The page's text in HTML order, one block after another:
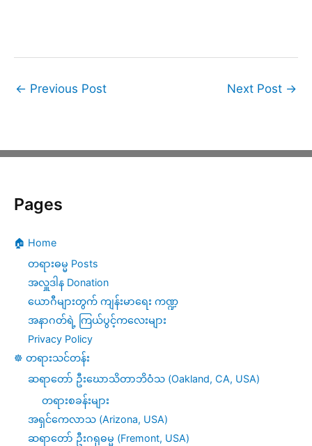
← Previous Post Next Post →
Pages
🏠 Home
တရားဓမ္မ Posts
အလှူဒါန Donation
ယောဂီများတွက် ကျန်းမာရေး ကဏ္ဍ
အနာဂတ်ရဲ့ ကြယ်ပွင့်ကလေးများ
Privacy Policy
☸️ တရားသင်တန်း
ဆရာတော် ဦးဃောသိတာဘိဝံသ (Oakland, CA, USA)
တရားစခန်းများ
အရှင်ကေလာသ (Arizona, USA)
ဆရာတော် ဦးဂရုဓမ္မ (Fremont, USA)